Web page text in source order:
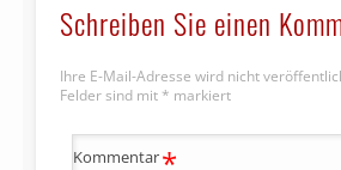
Schreiben Sie einen
Ihre E-Mail-Adresse wird nicht
Felder sind mit * markiert
Kommentar